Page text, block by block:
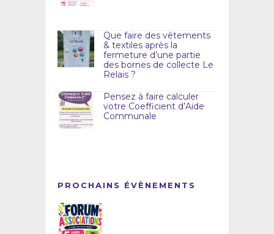
Que faire des vêtements
& textiles après la
fermeture d’une partie
des bornes de collecte Le
Relais ?
Pensez à faire calculer
votre Coefficient d’Aide
Communale
PROCHAINS ÉVÈNEMENTS